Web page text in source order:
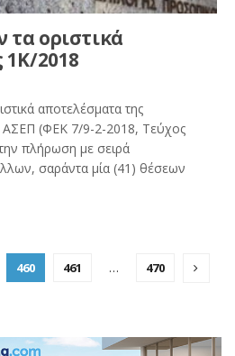
τα οριστικά
1Κ/2018
αποτελέσματα της
(ΦΕΚ 7/9-2-2018, Τεύχος
πλήρωση με σειρά
σαράντα μία (41) θέσεων
460 461 … 470